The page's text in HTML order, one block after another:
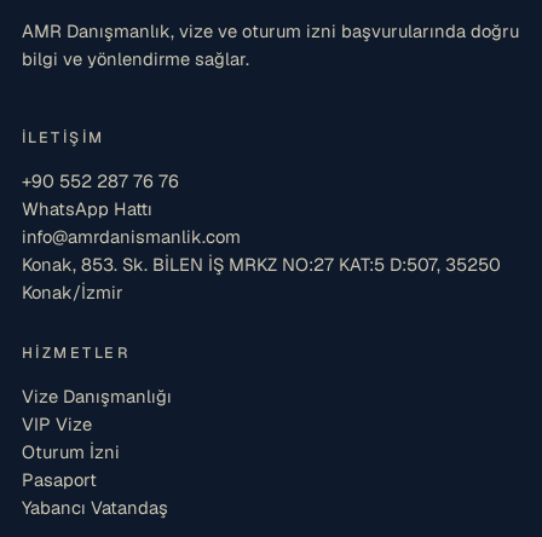
AMR Danışmanlık, vize ve oturum izni başvurularında doğru
bilgi ve yönlendirme sağlar.
İLETIŞIM
+90 552 287 76 76
WhatsApp Hattı
info@amrdanismanlik.com
Konak, 853. Sk. BİLEN İŞ MRKZ NO:27 KAT:5 D:507, 35250
Konak/İzmir
HIZMETLER
Vize Danışmanlığı
VIP Vize
Oturum İzni
Pasaport
Yabancı Vatandaş